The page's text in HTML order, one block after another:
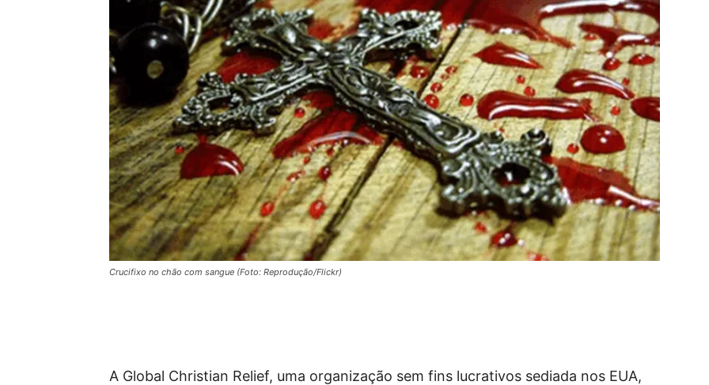
Crucifixo no chão com sangue (Foto: Reprodução/Flickr)
A Global Christian Relief, uma organização sem fins lucrativos sediada nos EUA,